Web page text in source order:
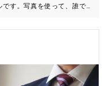
す。写真を使って、誰でも
ンやマーケティング動画を
モーションのために動画を